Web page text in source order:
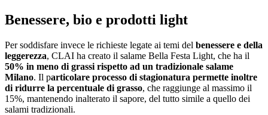
Benessere, bio e prodotti light
Per soddisfare invece le richieste legate ai temi del benessere e della
leggerezza, CLAI ha creato il salame Bella Festa Light, che ha il
50% in meno di grassi rispetto ad un tradizionale salame
Milano. Il particolare processo di stagionatura permette inoltre
di ridurre la percentuale di grasso, che raggiunge al massimo il
15%, mantenendo inalterato il sapore, del tutto simile a quello dei
salami tradizionali.